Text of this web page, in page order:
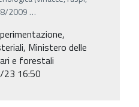
2009 …
Ministero delle
e forestali
16:50